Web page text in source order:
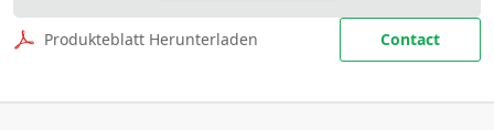
Produkteblatt Herunterladen Contact